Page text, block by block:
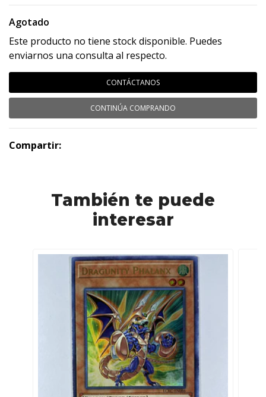
Agotado
Este producto no tiene stock disponible. Puedes
enviarnos una consulta al respecto.
CONTÁCTANOS
CONTINÚA COMPRANDO
Compartir:
También te puede
interesar